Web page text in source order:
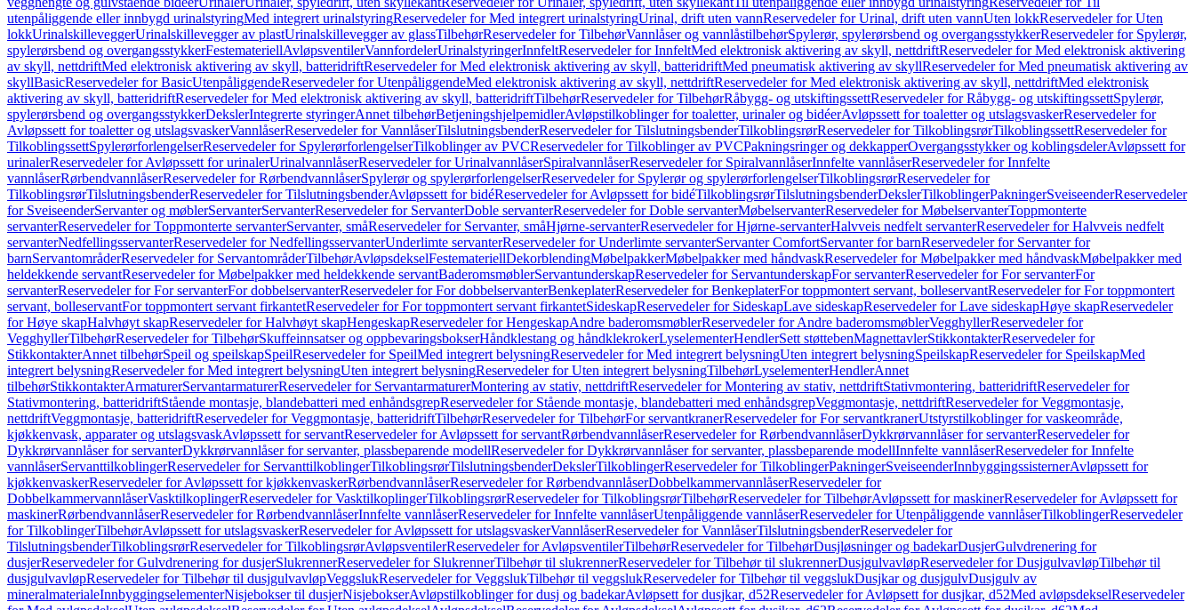
utenpåliggende eller innbygd urinalstyringMed integrert urinalstyringReservedeler for Med integrert urinalstyringUrinal, drift uten vannReservedeler for Urinal, drift uten vannUten lokkReservedeler for Uten
lokkUrinalskilleveggerUrinalskillevegger av plastUrinalskillevegger av glassTilbehørReservedeler for TilbehørVannlåser og vannlåstilbehørSpylerør, spylerørsbend og overgangsstykkerReservedeler for Spylerør,
spylerørsbend og overgangsstykkerFestemateriellAvløpsventilerVannfordelerUrinalstyringerInnfeltReservedeler for InnfeltMed elektronisk aktivering av skyll, nettdriftReservedeler for Med elektronisk aktivering
av skyll, nettdriftMed elektronisk aktivering av skyll, batteridriftReservedeler for Med elektronisk aktivering av skyll, batteridriftMed pneumatisk aktivering av skyllReservedeler for Med pneumatisk aktivering av
skyllBasicReservedeler for BasicUtenpåliggendeReservedeler for UtenpåliggendeMed elektronisk aktivering av skyll, nettdriftReservedeler for Med elektronisk aktivering av skyll, nettdriftMed elektronisk
aktivering av skyll, batteridriftReservedeler for Med elektronisk aktivering av skyll, batteridriftTilbehørReservedeler for TilbehørRåbygg- og utskiftingssettReservedeler for Råbygg- og utskiftingssettSpylerør,
spylerørsbend og overgangsstykkerDekslerIntegrerte styringerAnnet tilbehørBetjeningshjelpemidlerAvløpstilkoblinger for toaletter, urinaler og bidéerAvløpssett for toaletter og utslagsvaskerReservedeler for
Avløpssett for toaletter og utslagsvaskerVannlåserReservedeler for VannlåserTilslutningsbenderReservedeler for TilslutningsbenderTilkoblingsrørReservedeler for TilkoblingsrørTilkoblingssettReservedeler for
TilkoblingssettSpylerørforlengelserReservedeler for SpylerørforlengelserTilkoblinger av PVCReservedeler for Tilkoblinger av PVCPakningsringer og dekkapperOvergangsstykker og koblingsdelerAvløpssett for
urinalerReservedeler for Avløpssett for urinalerUrinalvannlåserReservedeler for UrinalvannlåserSpiralvannlåserReservedeler for SpiralvannlåserInnfelte vannlåserReservedeler for Innfelte
vannlåserRørbendvannlåserReservedeler for RørbendvannlåserSpylerør og spylerørforlengelserReservedeler for Spylerør og spylerørforlengelserTilkoblingsrørReservedeler for
TilkoblingsrørTilslutningsbenderReservedeler for TilslutningsbenderAvløpssett for bidéReservedeler for Avløpssett for bidéTilkoblingsrørTilslutningsbenderDekslerTilkoblingerPakningerSveiseenderReservedeler
for SveiseenderServanter og møblerServanterServanterReservedeler for ServanterDoble servanterReservedeler for Doble servanterMøbelservanterReservedeler for MøbelservanterToppmonterte
servanterReservedeler for Toppmonterte servanterServanter, småReservedeler for Servanter, småHjørne-servanterReservedeler for Hjørne-servanterHalvveis nedfelt servanterReservedeler for Halvveis nedfelt
servanterNedfellingsservanterReservedeler for NedfellingsservanterUnderlimte servanterReservedeler for Underlimte servanterServanter ComfortServanter for barnReservedeler for Servanter for
barnServantområderReservedeler for ServantområderTilbehørAvløpsdekselFestemateriellDekorblendingMøbelpakkerMøbelpakker med håndvaskReservedeler for Møbelpakker med håndvaskMøbelpakker med
heldekkende servantReservedeler for Møbelpakker med heldekkende servantBaderomsmøblerServantunderskapReservedeler for ServantunderskapFor servanterReservedeler for For servanterFor
servanterReservedeler for For servanterFor dobbelservanterReservedeler for For dobbelservanterBenkeplaterReservedeler for BenkeplaterFor toppmontert servant, bolleservantReservedeler for For toppmontert
servant, bolleservantFor toppmontert servant firkantetReservedeler for For toppmontert servant firkantetSideskapReservedeler for SideskapLave sideskapReservedeler for Lave sideskapHøye skapReservedeler
for Høye skapHalvhøyt skapReservedeler for Halvhøyt skapHengeskapReservedeler for HengeskapAndre baderomsmøblerReservedeler for Andre baderomsmøblerVegghyllerReservedeler for
VegghyllerTilbehørReservedeler for TilbehørSkuffeinnsatser og oppbevaringsbokserHåndklestang og håndklekrokerLyselementerHendlerSett støttebenMagnettavlerStikkontakterReservedeler for
StikkontakterAnnet tilbehørSpeil og speilskapSpeilReservedeler for SpeilMed integrert belysningReservedeler for Med integrert belysningUten integrert belysningSpeilskapReservedeler for SpeilskapMed
integrert belysningReservedeler for Med integrert belysningUten integrert belysningReservedeler for Uten integrert belysningTilbehørLyselementerHendlerAnnet
tilbehørStikkontakterArmaturerServantarmaturerReservedeler for ServantarmaturerMontering av stativ, nettdriftReservedeler for Montering av stativ, nettdriftStativmontering, batteridriftReservedeler for
Stativmontering, batteridriftStående montasje, blandebatteri med enhåndsgrepReservedeler for Stående montasje, blandebatteri med enhåndsgrepVeggmontasje, nettdriftReservedeler for Veggmontasje,
nettdriftVeggmontasje, batteridriftReservedeler for Veggmontasje, batteridriftTilbehørReservedeler for TilbehørFor servantkranerReservedeler for For servantkranerUtstyrstilkoblinger for vaskeområde,
kjøkkenvask, apparater og utslagsvaskAvløpssett for servantReservedeler for Avløpssett for servantRørbendvannlåserReservedeler for RørbendvannlåserDykkrørvannlåser for servanterReservedeler for
Dykkrørvannlåser for servanterDykkrørvannlåser for servanter, plassbeparende modellReservedeler for Dykkrørvannlåser for servanter, plassbeparende modellInnfelte vannlåserReservedeler for Innfelte
vannlåserServanttilkoblingerReservedeler for ServanttilkoblingerTilkoblingsrørTilslutningsbenderDekslerTilkoblingerReservedeler for TilkoblingerPakningerSveiseenderInnbyggingssisternerAvløpssett for
kjøkkenvaskerReservedeler for Avløpssett for kjøkkenvaskerRørbendvannlåserReservedeler for RørbendvannlåserDobbelkammervannlåserReservedeler for
DobbelkammervannlåserVasktilkoplingerReservedeler for VasktilkoplingerTilkoblingsrørReservedeler for TilkoblingsrørTilbehørReservedeler for TilbehørAvløpssett for maskinerReservedeler for Avløpssett for
maskinerRørbendvannlåserReservedeler for RørbendvannlåserInnfelte vannlåserReservedeler for Innfelte vannlåserUtenpåliggende vannlåserReservedeler for Utenpåliggende vannlåserTilkoblingerReservedeler
for TilkoblingerTilbehørAvløpssett for utslagsvaskerReservedeler for Avløpssett for utslagsvaskerVannlåserReservedeler for VannlåserTilslutningsbenderReservedeler for
TilslutningsbenderTilkoblingsrørReservedeler for TilkoblingsrørAvløpsventilerReservedeler for AvløpsventilerTilbehørReservedeler for TilbehørDusjløsninger og badekarDusjerGulvdrenering for
dusjerReservedeler for Gulvdrenering for dusjerSlukrennerReservedeler for SlukrennerTilbehør til slukrennerReservedeler for Tilbehør til slukrennerDusjgulvavløpReservedeler for DusjgulvavløpTilbehør til
dusjgulvavløpReservedeler for Tilbehør til dusjgulvavløpVeggslukReservedeler for VeggslukTilbehør til veggslukReservedeler for Tilbehør til veggslukDusjkar og dusjgulvDusjgulv av
mineralmaterialeInnbyggingselementerNisjebokser til dusjerNisjebokserAvløpstilkoblinger for dusj og badekarAvløpsett for dusjkar, d52Reservedeler for Avløpsett for dusjkar, d52Med avløpsdekselReservedeler